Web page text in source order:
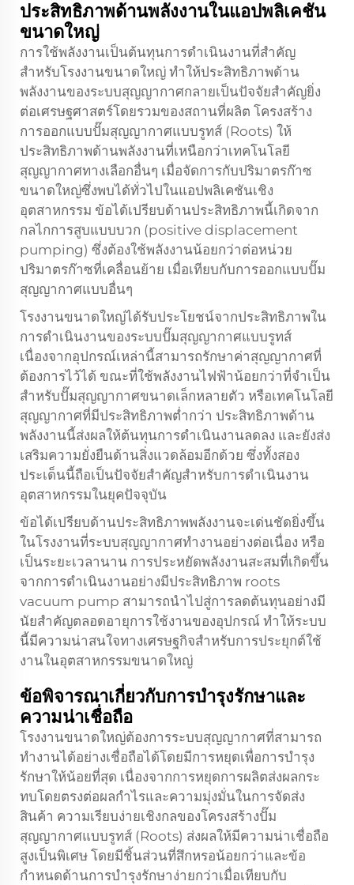
ประสิทธิภาพด้านพลังงานในแอปพลิเคชัน
ขนาดใหญ่
การใช้พลังงานเป็นต้นทุนการดำเนินงานที่สำคัญ
สำหรับโรงงานขนาดใหญ่ ทำให้ประสิทธิภาพด้าน
พลังงานของระบบสุญญากาศกลายเป็นปัจจัยสำคัญยิ่ง
ต่อเศรษฐศาสตร์โดยรวมของสถานที่ผลิต โครงสร้าง
การออกแบบปั๊มสุญญากาศแบบรูทส์ (Roots) ให้
ประสิทธิภาพด้านพลังงานที่เหนือกว่าเทคโนโลยี
สุญญากาศทางเลือกอื่นๆ เมื่อจัดการกับปริมาตรก๊าซ
ขนาดใหญ่ซึ่งพบได้ทั่วไปในแอปพลิเคชันเชิง
อุตสาหกรรม ข้อได้เปรียบด้านประสิทธิภาพนี้เกิดจาก
กลไกการสูบแบบบวก (positive displacement
pumping) ซึ่งต้องใช้พลังงานน้อยกว่าต่อหน่วย
ปริมาตรก๊าซที่เคลื่อนย้าย เมื่อเทียบกับการออกแบบปั๊ม
สุญญากาศแบบอื่นๆ
โรงงานขนาดใหญ่ได้รับประโยชน์จากประสิทธิภาพใน
การดำเนินงานของระบบปั๊มสุญญากาศแบบรูทส์
เนื่องจากอุปกรณ์เหล่านี้สามารถรักษาค่าสุญญากาศที่
ต้องการไว้ได้ ขณะที่ใช้พลังงานไฟฟ้าน้อยกว่าที่จำเป็น
สำหรับปั๊มสุญญากาศขนาดเล็กหลายตัว หรือเทคโนโลยี
สุญญากาศที่มีประสิทธิภาพต่ำกว่า ประสิทธิภาพด้าน
พลังงานนี้ส่งผลให้ต้นทุนการดำเนินงานลดลง และยังส่ง
เสริมความยั่งยืนด้านสิ่งแวดล้อมอีกด้วย ซึ่งทั้งสอง
ประเด็นนี้ถือเป็นปัจจัยสำคัญสำหรับการดำเนินงาน
อุตสาหกรรมในยุคปัจจุบัน
ข้อได้เปรียบด้านประสิทธิภาพพลังงานจะเด่นชัดยิ่งขึ้น
ในโรงงานที่ระบบสุญญากาศทำงานอย่างต่อเนื่อง หรือ
เป็นระยะเวลานาน การประหยัดพลังงานสะสมที่เกิดขึ้น
จากการดำเนินงานอย่างมีประสิทธิภาพ roots
vacuum pump สามารถนำไปสู่การลดต้นทุนอย่างมี
นัยสำคัญตลอดอายุการใช้งานของอุปกรณ์ ทำให้ระบบ
นี้มีความน่าสนใจทางเศรษฐกิจสำหรับการประยุกต์ใช้
งานในอุตสาหกรรมขนาดใหญ่
ข้อพิจารณาเกี่ยวกับการบำรุงรักษาและ
ความน่าเชื่อถือ
โรงงานขนาดใหญ่ต้องการระบบสุญญากาศที่สามารถ
ทำงานได้อย่างเชื่อถือได้โดยมีการหยุดเพื่อการบำรุง
รักษาให้น้อยที่สุด เนื่องจากการหยุดการผลิตส่งผลกระ
ทบโดยตรงต่อผลกำไรและความมุ่งมั่นในการจัดส่ง
สินค้า ความเรียบง่ายเชิงกลของโครงสร้างปั๊ม
สุญญากาศแบบรูทส์ (Roots) ส่งผลให้มีความน่าเชื่อถือ
สูงเป็นพิเศษ โดยมีชิ้นส่วนที่สึกหรอน้อยกว่าและข้อ
กำหนดด้านการบำรุงรักษาง่ายกว่าเมื่อเทียบกับ